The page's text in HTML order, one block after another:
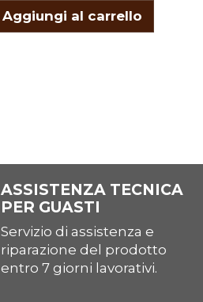
Aggiungi al carrello
ASSISTENZA TECNICA
PER GUASTI
Servizio di assistenza e
riparazione del prodotto
entro 7 giorni lavorativi.